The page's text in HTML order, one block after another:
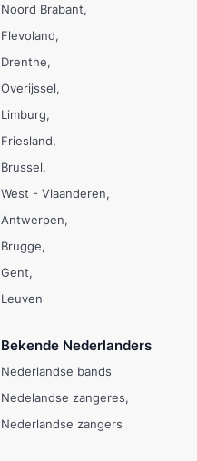
Noord Brabant
Flevoland
Drenthe
Overijssel
Limburg
Friesland
Brussel
West - Vlaanderen
Antwerpen
Brugge
Gent
Leuven
Bekende Nederlanders
Nederlandse bands
Nedelandse zangeres
Nederlandse zangers